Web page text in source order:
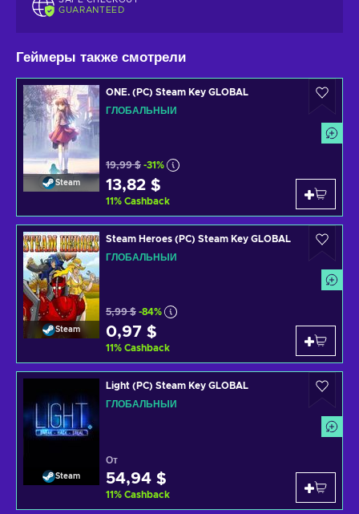
GUARANTEED
Геймеры также смотрели
Steam
ONE. (PC) Steam Key GLOBAL
ГЛОБАЛЬНЫЙ
19,99 $ -31%
13,82 $
11% Cashback
Steam
Steam Heroes (PC) Steam Key GLOBAL
ГЛОБАЛЬНЫЙ
5,99 $ -84%
0,97 $
11% Cashback
Steam
Light (PC) Steam Key GLOBAL
ГЛОБАЛЬНЫЙ
От
54,94 $
11% Cashback